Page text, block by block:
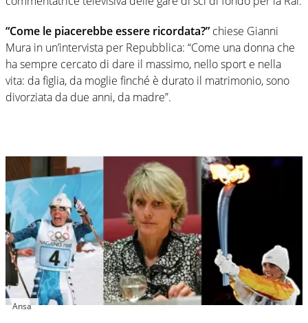
“Come le piacerebbe essere ricordata?” chiese Gianni
Mura in un’intervista per Repubblica: “Come una donna che
ha sempre cercato di dare il massimo, nello sport e nella
vita: da figlia, da moglie finché è durato il matrimonio, sono
divorziata da due anni, da madre”.
Ansa